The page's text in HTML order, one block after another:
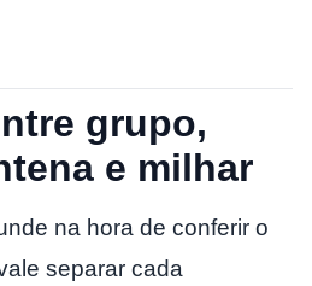
grupo,
e milhar
na hora de conferir o
separar cada